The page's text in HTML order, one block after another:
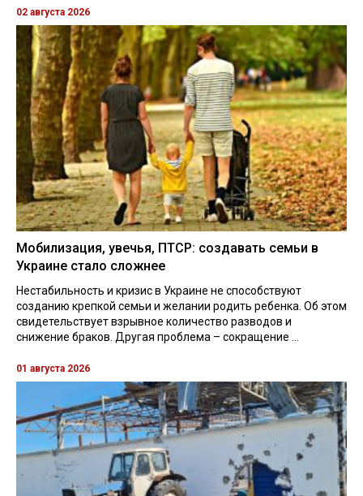
02 августа 2026
Мобилизация, увечья, ПТСР: создавать семьи в
Украине стало сложнее
Нестабильность и кризис в Украине не способствуют
созданию крепкой семьи и желании родить ребенка. Об этом
свидетельствует взрывное количество разводов и
снижение браков. Другая проблема – сокращение ...
01 августа 2026